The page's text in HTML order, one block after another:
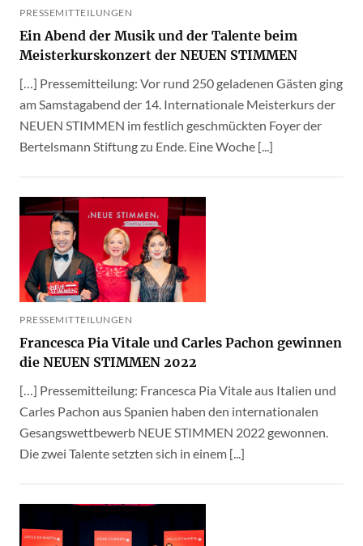
PRESSEMITTEILUNGEN
Ein Abend der Musik und der Talente beim
Meisterkurskonzert der NEUEN STIMMEN
[…] Pressemitteilung: Vor rund 250 geladenen Gästen ging
am Samstagabend der 14. Internationale Meisterkurs der
NEUEN STIMMEN im festlich geschmückten Foyer der
Bertelsmann Stiftung zu Ende. Eine Woche [...]
PRESSEMITTEILUNGEN
Francesca Pia Vitale und Carles Pachon gewinnen
die NEUEN STIMMEN 2022
[…] Pressemitteilung: Francesca Pia Vitale aus Italien und
Carles Pachon aus Spanien haben den internationalen
Gesangswettbewerb NEUE STIMMEN 2022 gewonnen.
Die zwei Talente setzten sich in einem [...]